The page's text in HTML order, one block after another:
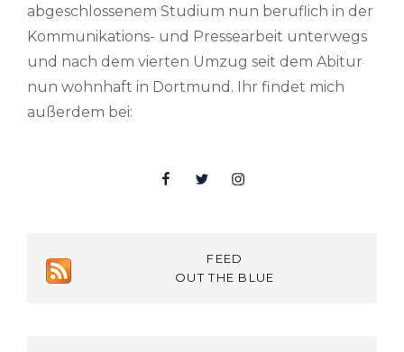
abgeschlossenem Studium nun beruflich in der
Kommunikations- und Pressearbeit unterwegs
und nach dem vierten Umzug seit dem Abitur
nun wohnhaft in Dortmund. Ihr findet mich
außerdem bei:
FacebookTwitterInsta
FEED
OUT THE BLUE